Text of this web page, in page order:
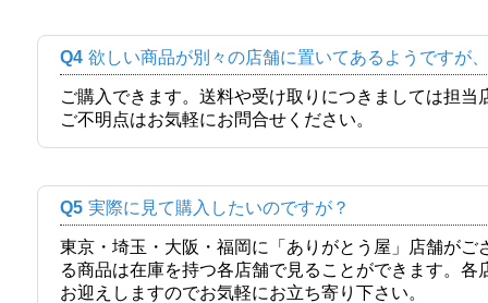
Q4 欲しい商品が別々の店舗に置いてあるようですが
ご購入できます。送料や受け取りにつきましては担
ご不明点はお気軽にお問合せください。
Q5 実際に見て購入したいのですが？
東京・埼玉・大阪・福岡に「ありがとう屋」店舗が
る商品は在庫を持つ各店舗で見ることができます。
お迎えしますのでお気軽にお立ち寄り下さい。